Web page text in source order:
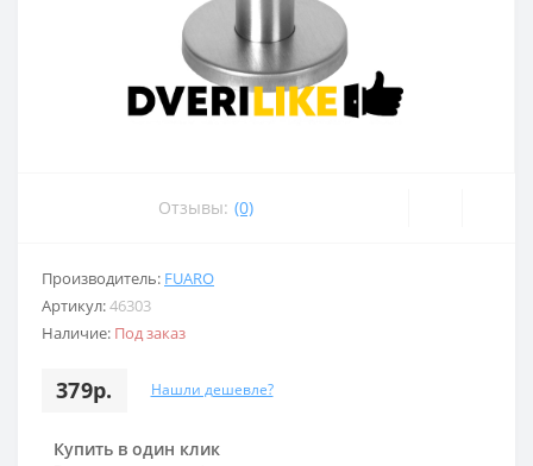
Отзывы: (0)
Производитель: FUARO
Артикул:46303
Наличие: Под заказ
379р. Нашли дешевле?
Купить в один клик